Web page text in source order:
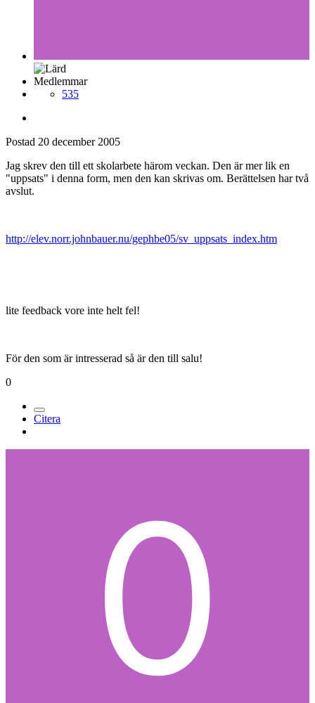
Medlemmar
535
Postad 20 december 2005
Jag skrev den till ett skolarbete härom veckan. Den är mer lik en
"uppsats" i denna form, men den kan skrivas om. Berättelsen har två
avslut.
http://elev.norr.johnbauer.nu/gephbe05/sv_uppsats_index.htm
lite feedback vore inte helt fel!
För den som är intresserad så är den till salu!
0
Citera